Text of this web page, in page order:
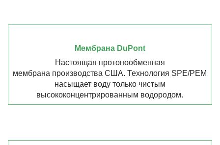
Мембрана DuPont
Настоящая протонообменная
мембрана производства США. Технология SPE/PEM
насыщает воду только чистым
высококонцентрированным водородом.